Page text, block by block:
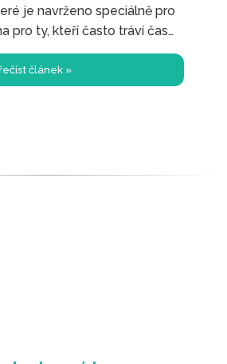
pro všechny
je navrženo speciálně pro
pro ty, kteří často tráví čas
ramínko je nyní k dispozici
kampaně.
článek »